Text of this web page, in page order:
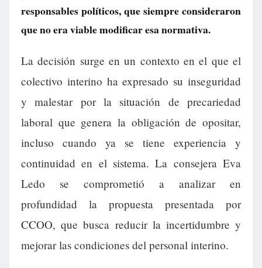
responsables políticos, que siempre consideraron
que no era viable modificar esa normativa.
La decisión surge en un contexto en el que el
colectivo interino ha expresado su inseguridad
y malestar por la situación de precariedad
laboral que genera la obligación de opositar,
incluso cuando ya se tiene experiencia y
continuidad en el sistema. La consejera Eva
Ledo se comprometió a analizar en
profundidad la propuesta presentada por
CCOO, que busca reducir la incertidumbre y
mejorar las condiciones del personal interino.